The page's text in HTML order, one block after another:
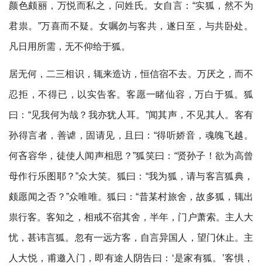
颜色颇丽，万悦而私之，问姓氏。女自言：“实狐，然不为
君祟。”万喜而不疑。女嘱勿与客共，遂日至，与共卧处。
凡日用所需，无不仰给于狐。
居无何，二三相识，辄来造访，恒信宿不去。万厌之，而不
忍拒，不得已，以实告客。客愿一睹仙容，万白于狐。狐
曰：“见我何为哉？我亦犹人耳。”闻其声，不见其人。客有
孙得言者，善谑，固请见，且曰：“得听娇音，魂魄飞越。
何吝容华，徒使人闻声相思？”狐笑曰：“贤孙子！欲为高曾
母作行乐图耶？”众大笑。狐曰：“我为狐，请与客言狐典，
颇愿闻之否？”众唯唯。狐曰：“昔某村旅舍，故多狐，辄出
祟行客。客知之，相戒不宿其舍，半年，门户萧索。主人大
忧，甚讳言狐。忽有一远方客，自言异国人，望门休止。主
人大悦，甫邀入门，即有途人阴告曰：‘是家有狐。’客惧，